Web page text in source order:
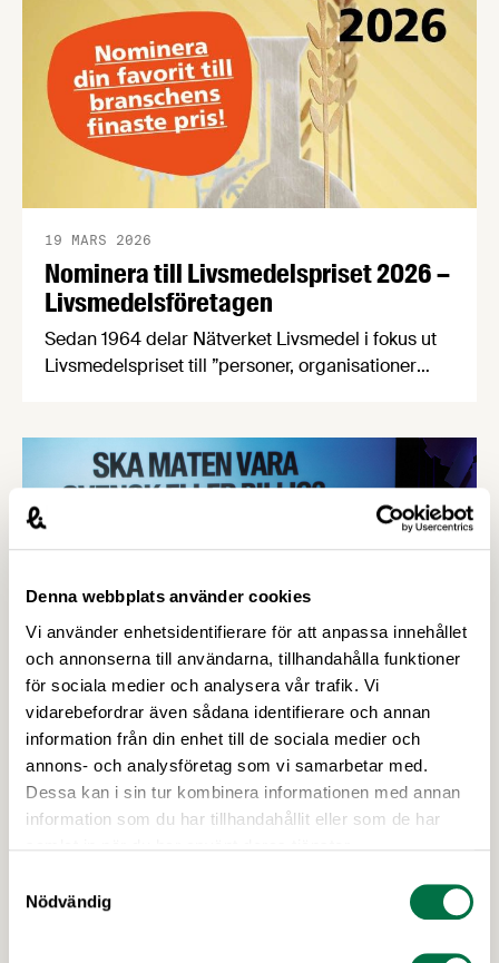
Denna webbplats använder cookies
Vi använder enhetsidentifierare för att anpassa innehållet
och annonserna till användarna, tillhandahålla funktioner
för sociala medier och analysera vår trafik. Vi
vidarebefordrar även sådana identifierare och annan
information från din enhet till de sociala medier och
annons- och analysföretag som vi samarbetar med.
Dessa kan i sin tur kombinera informationen med annan
information som du har tillhandahållit eller som de har
Nödvändig
Nominera till Livsmedelspriset 2026 –
Livsmedelsföretagen
19 MARS 2026
Sedan 1964 delar Nätverket Livsmedel i fokus ut
Livsmedelspriset till ”personer, organisationer
förutsättningar för att öka livsmedelsnäringens
konkurrenskraft och utveckling”. Passa på att
nominera en eller flera kandidater senast den 21
april! Bland de nomineringar som kommer in
kommer en jury …
Matprisdebatt, silldiplomati och En
tugga i taget 2.0 - så var Matdagen
18 MAJ 2026
Den 7 maj gick Matdagen 2026 av stapeln. De
300 åhörarna på Moderna Museet bjöds på en